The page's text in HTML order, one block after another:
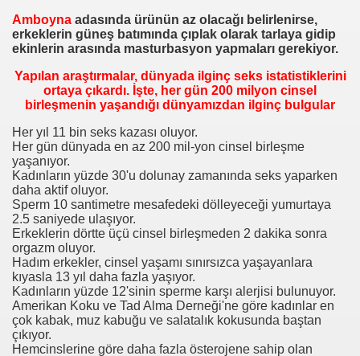
Amboyna adasında ürünün az olacağı belirlenirse,
erkeklerin güneş batımında çıplak olarak tarlaya gidip
ekinlerin arasında masturbasyon yapmaları gerekiyor.
Yapılan araştırmalar, dünyada ilginç seks istatistiklerini
ortaya çıkardı. İşte, her gün 200 milyon cinsel
birleşmenin yaşandığı dünyamızdan ilginç bulgular
Her yıl 11 bin seks kazası oluyor.
Her gün dünyada en az 200 mil-yon cinsel birleşme
yaşanıyor.
Kadınların yüzde 30'u dolunay zamanında seks yaparken
daha aktif oluyor.
Sperm 10 santimetre mesafedeki dölleyeceği yumurtaya
2.5 saniyede ulaşıyor.
Erkeklerin dörtte üçü cinsel birleşmeden 2 dakika sonra
orgazm oluyor.
Hadım erkekler, cinsel yaşamı sınırsızca yaşayanlara
kıyasla 13 yıl daha fazla yaşıyor.
Kadınların yüzde 12'sinin sperme karşı alerjisi bulunuyor.
Amerikan Koku ve Tad Alma Derneği'ne göre kadınlar en
çok kabak, muz kabuğu ve salatalık kokusunda baştan
çıkıyor.
Hemcinslerine göre daha fazla österojene sahip olan
yerler?
hangisidir?
vurur?